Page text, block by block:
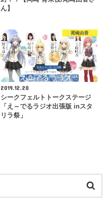
ん】
尾崎由香
2019.12.20
シークフェルトトークステージ
「え～でるラジオ出張版 inスタ
リラ祭」